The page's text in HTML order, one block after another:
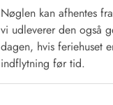
Nøglen kan afhentes
vi udleverer den også
dagen, hvis feriehuset
indflytning før tid.